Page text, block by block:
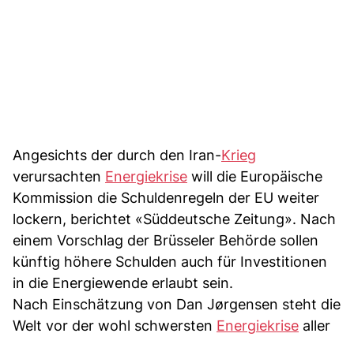
Angesichts der durch den Iran-Krieg
verursachten Energiekrise will die Europäische
Kommission die Schuldenregeln der EU weiter
lockern, berichtet «Süddeutsche Zeitung». Nach
einem Vorschlag der Brüsseler Behörde sollen
künftig höhere Schulden auch für Investitionen
in die Energiewende erlaubt sein.
Nach Einschätzung von Dan Jørgensen steht die
Welt vor der wohl schwersten Energiekrise aller